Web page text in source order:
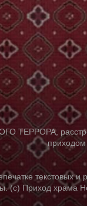
приходом
текстовых
(с) Приход храма